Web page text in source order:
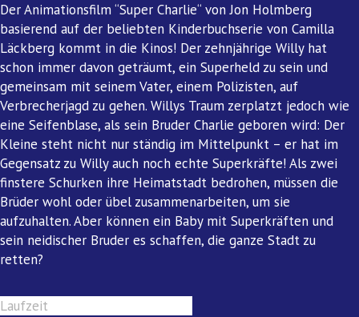
Der Animationsfilm “Super Charlie“ von Jon Holmberg
basierend auf der beliebten Kinderbuchserie von Camilla
Läckberg kommt in die Kinos! Der zehnjährige Willy hat
schon immer davon geträumt, ein Superheld zu sein und
gemeinsam mit seinem Vater, einem Polizisten, auf
Verbrecherjagd zu gehen. Willys Traum zerplatzt jedoch wie
eine Seifenblase, als sein Bruder Charlie geboren wird: Der
Kleine steht nicht nur ständig im Mittelpunkt – er hat im
Gegensatz zu Willy auch noch echte Superkräfte! Als zwei
finstere Schurken ihre Heimatstadt bedrohen, müssen die
Brüder wohl oder übel zusammenarbeiten, um sie
aufzuhalten. Aber können ein Baby mit Superkräften und
sein neidischer Bruder es schaffen, die ganze Stadt zu
retten?
Laufzeit